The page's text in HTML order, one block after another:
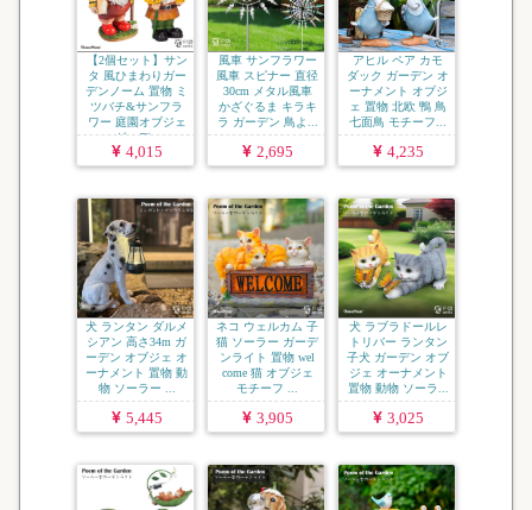
【2個セット】サン
タ 風ひまわりガー
デンノーム 置物 ミ
ツバチ&サンフラ
ワー 庭園オブジェ
ガーデ...
4,015
風車 サンフラワー
風車 スピナー 直径
30cm メタル風車
かざぐるま キラキ
ラ ガーデン 鳥よ...
2,695
アヒル ペア カモ
ダック ガーデン オ
ーナメント オブジ
ェ 置物 北欧 鴨 鳥
七面鳥 モチーフ...
4,235
犬 ランタン ダルメ
シアン 高さ34m ガ
ーデン オブジェ オ
ーナメント 置物 動
物 ソーラー ...
5,445
ネコ ウェルカム 子
猫 ソーラー ガーデ
ンライト 置物 wel
come 猫 オブジェ
モチーフ ...
3,905
犬 ラブラドールレ
トリバー ランタン
子犬 ガーデン オブ
ジェ オーナメント
置物 動物 ソーラ...
3,025